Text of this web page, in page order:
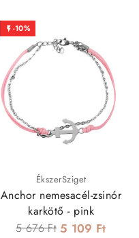
 -10%
ÉkszerSziget
Anchor nemesacél-zsinór
karkötő - pink
5 676 Ft 5 109 Ft